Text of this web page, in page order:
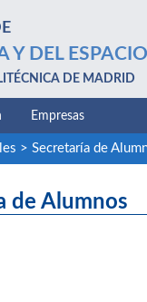
Y DEL ESPACIO
DE MADRID
Empresas
> Secretaría de
de Alumnos